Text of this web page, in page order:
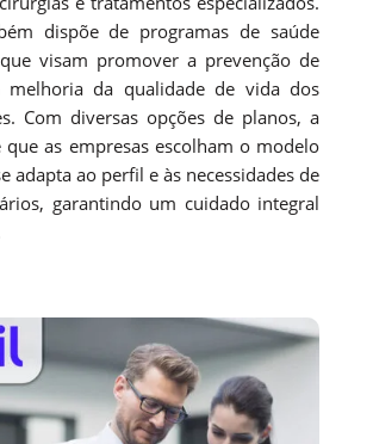
dispõe de programas de saúde
visam promover a prevenção de
melhoria da qualidade de vida dos
Com diversas opções de planos, a
as empresas escolham o modelo
adapta ao perfil e às necessidades de
garantindo um cuidado integral